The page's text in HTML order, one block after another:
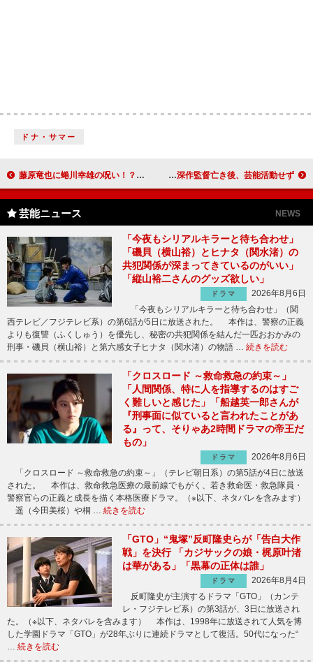
ドナ・サマー
藤原竜也に蜷川幸雄の呪い！？ 「撮影現場は地獄のような毎日」 女優の中原早苗さんが心不全のため死去 夫の深作監督亡き後、芸能活動せず
芸能ニュース NEWS
「今夜もシリアルキラーと待ち合わせ」
「磯貝（横山裕）とヒナタ（関水渚）の
共犯関係が深まってきているのがいい」
「縦山裕二さんのグッズ欲しい」
ドラマ
2026年8月6日
「今夜もシリアルキラーと待ち合わせ」（関
西テレビ／フジテレビ系）の第6話が5日に放送された。 本作は、警察の正義
よりも復讐（ふくしゅう）を優先し、秘密の共犯関係を結んだ一匹おおかみの
刑事・磯貝（横山裕）と第六感女子ヒナタ（関水渚）の物語 … 続きを読む
「クロスロード ～救命救急の約束～」
「人間関係、特に人を指導するのはすご
く難しいと感じた」「船越英一郎さんが
『刑事面に似ていると言われたことがあ
る』って、そりゃあ2時間ドラマの帝王だ
もの」
ドラマ
2026年8月6日
「クロスロード ～救命救急の約束～」（テレビ朝日系）の第5話が4日に放送
された。 本作は、救命救急医療の最前線でもがく、若き救命医・救急隊員・
警察官らの正義と成長を描く本格医療ドラマ。（※以下、ネタバレを含みます）
遥（今田美桜）や桐 … 続きを読む
「GTO」“鬼塚”反町隆史らが「告白大作
戦」を決行 「カジサックの娘・梶原叶渚
は華がある」「黒幕の正体は誰」
ドラマ
2026年8月4日
反町隆史が主演するドラマ「GTO」（カンテ
レ・フジテレビ系）の第3話が、3日に放送され
た。（※以下、ネタバレを含みます） 本作は、1998年に放送されて人気を博
した学園ドラマ「GTO」が28年ぶりに連続ドラマとして復活。50代になった“
続きを読む